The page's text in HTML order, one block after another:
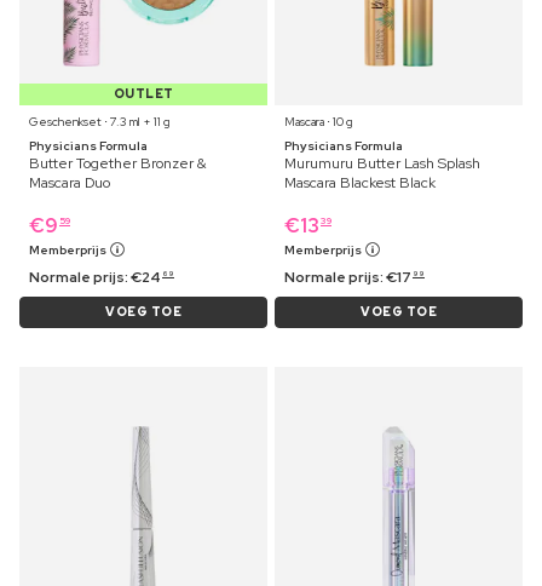
OUTLET
Geschenkset ⋅ 7.3 ml + 11 g
Physicians Formula
Butter Together Bronzer &
Mascara Duo
€9 59
Memberprijs
Normale prijs:€24 69
VOEG TOE
Mascara ⋅ 10 g
Physicians Formula
Murumuru Butter Lash Splash
Mascara Blackest Black
€13 39
Memberprijs
Normale prijs:€17 99
VOEG TOE